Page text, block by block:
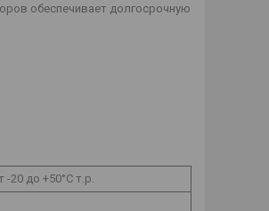
обеспечивает долгосрочную
20 до +50°C т.р.